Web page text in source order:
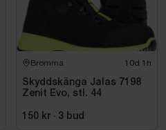
Bromma 10d 1h
Skyddskänga Jalas 7198
Zenit Evo, stl. 44
150 kr · 3 bud